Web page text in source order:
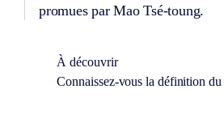
promues par Mao Tsé-toung.
À découvrir
Connaissez-vous la définition